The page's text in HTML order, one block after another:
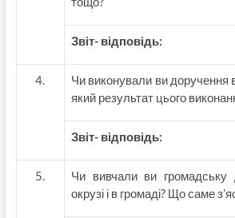
Звіт- відповідь:
Чи виконували ви доручення
який результат цього
Звіт- відповідь:
Чи вивчали ви
окрузі і в громаді? Що саме